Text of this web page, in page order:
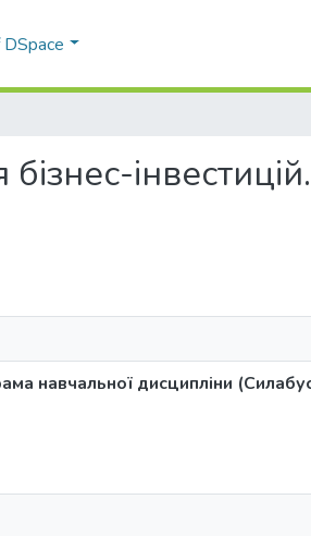
навчальної дисципліни